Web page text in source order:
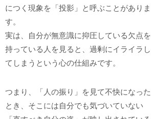
につく現象を「投影」と呼ぶことがありま
す。
実は、自分が無意識に抑圧している欠点を
持っている人を見ると、過剰にイライラし
てしまうという心の仕組みです。
つまり、「人の振り」を見て不快になった
とき、そこには自分でも気づいていない